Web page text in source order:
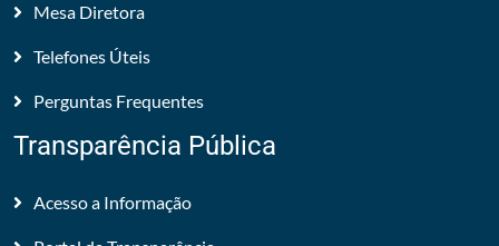
Mesa Diretora
Telefones Úteis
Perguntas Frequentes
Transparência Pública
Acesso a Informação